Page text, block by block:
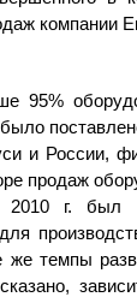
компании
95%
и России,
продаж
2010 г. был
темпы